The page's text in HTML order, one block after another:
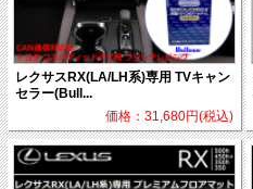
レクサスRX(LA/LH系)専用 TVキャン
セラー(Bull...
価格：31,680円(税込)